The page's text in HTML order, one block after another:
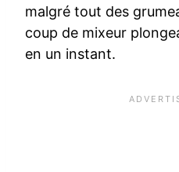
malgré tout des
coup de mixeur
en un instant.